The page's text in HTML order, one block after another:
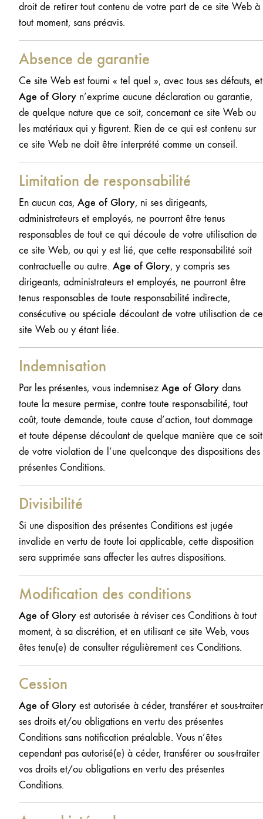
droit de retirer tout contenu de votre part de ce site Web à
tout moment, sans préavis.
Absence de garantie
Ce site Web est fourni « tel quel », avec tous ses défauts, et
Age of Glory n’exprime aucune déclaration ou garantie,
de quelque nature que ce soit, concernant ce site Web ou
les matériaux qui y figurent. Rien de ce qui est contenu sur
ce site Web ne doit être interprété comme un conseil.
Limitation de responsabilité
En aucun cas, Age of Glory, ni ses dirigeants,
administrateurs et employés, ne pourront être tenus
responsables de tout ce qui découle de votre utilisation de
ce site Web, ou qui y est lié, que cette responsabilité soit
contractuelle ou autre. Age of Glory, y compris ses
dirigeants, administrateurs et employés, ne pourront être
tenus responsables de toute responsabilité indirecte,
consécutive ou spéciale découlant de votre utilisation de ce
site Web ou y étant liée.
Indemnisation
Par les présentes, vous indemnisez Age of Glory dans
toute la mesure permise, contre toute responsabilité, tout
coût, toute demande, toute cause d’action, tout dommage
et toute dépense découlant de quelque manière que ce soit
de votre violation de l’une quelconque des dispositions des
présentes Conditions.
Divisibilité
Si une disposition des présentes Conditions est jugée
invalide en vertu de toute loi applicable, cette disposition
sera supprimée sans affecter les autres dispositions.
Modification des conditions
Age of Glory est autorisée à réviser ces Conditions à tout
moment, à sa discrétion, et en utilisant ce site Web, vous
êtes tenu(e) de consulter régulièrement ces Conditions.
Cession
Age of Glory est autorisée à céder, transférer et sous-traiter
ses droits et/ou obligations en vertu des présentes
Conditions sans notification préalable. Vous n’êtes
cependant pas autorisé(e) à céder, transférer ou sous-traiter
vos droits et/ou obligations en vertu des présentes
Conditions.